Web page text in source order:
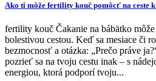
Ako ti môže fertility kouč pomôcť na ceste
fertility kouč Čakanie na bábätko
bolestivou cestou. Keď sa mesiace či
bezmocnosť a otázka: „Prečo práve
pozrieť sa na tvoju cestu inak – s
energiou, ktorá podporí tvoju...